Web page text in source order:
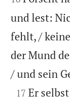
und lest:
fehlt, /
der Mund
/ und sein

17 Er